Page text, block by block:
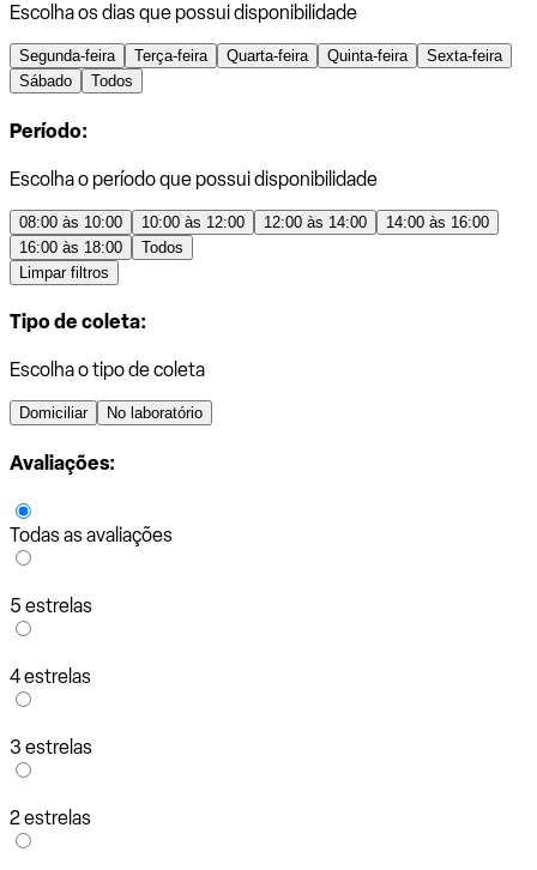
Escolha os dias que possui disponibilidade
Segunda-feira Terça-feira Quarta-feira Quinta-feira
Sexta-feira
Sábado
Todos
Período:
Escolha o período que possui disponibilidade
08:00 às 10:00 10:00 às 12:00 12:00 às 14:00
14:00 às 16:00
16:00 às 18:00
Todos
Limpar filtros
Tipo de coleta:
Escolha o tipo de coleta
Domiciliar No laboratório
Avaliações:
Todas as avaliações
5 estrelas
4 estrelas
3 estrelas
2 estrelas